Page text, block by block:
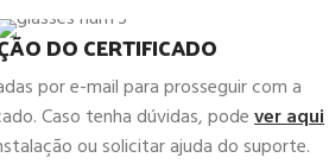
DO CERTIFICADO
por e-mail para prosseguir com a
Caso tenha dúvidas, podever aqui
ou solicitar ajuda do suporte.